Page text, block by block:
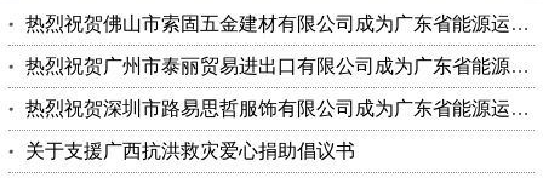
热烈祝贺佛山市索固五金建材有限公司成为广东省能源运销协会会员单位
热烈祝贺广州市泰丽贸易进出口有限公司成为广东省能源运销协会会员单位
热烈祝贺深圳市路易思哲服饰有限公司成为广东省能源运销协会会员单位
关于支援广西抗洪救灾爱心捐助倡议书